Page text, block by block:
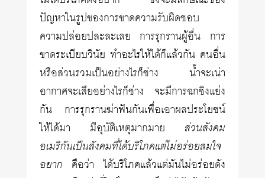
ปัญหาในรูปของการขาดความรับผิดชอบ
ความปล่อยปละละเลย การรุกรานผู้อื่น การ
ขาดระเบียบวินัย ทำอะไรให้ได้ก็แล้วกัน คนอื่น
หรือส่วนรวมเป็นอย่างไรก็ช่าง น้ำจะเน่า
อากาศจะเสียอย่างไรก็ช่าง จะมีการฉกชิงแย่ง
กัน การรุกรานฆ่าฟันกันเพื่อเอาผลประโยชน์
ให้ได้มา มีอุบัติเหตุมากมาย ส่วนสังคม
อเมริกันเป็นสังคมที่ได้บริโภคแต่ไม่อร่อยสมใจ
อยาก คือว่า ได้บริโภคแล้วแต่มันไม่อร่อยดัง